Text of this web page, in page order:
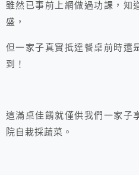
雖然已事前上網做過功課，知
盛，
但一家子真實抵達餐桌前時還
到！
這滿桌佳餚就僅供我們一家子
院自栽採蔬菜。